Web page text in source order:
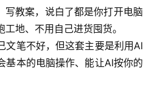
写教案，说白了都是你打开电脑
地、不用自己进货囤货。
文笔不好，但这套主要是利用AI
基本的电脑操作、能让AI按你的